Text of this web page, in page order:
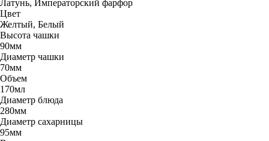
Латунь, Императорский фарфор
Цвет
Желтый, Белый
Высота чашки
90мм
Диаметр чашки
70мм
Объем
170мл
Диаметр блюда
280мм
Диаметр сахарницы
95мм